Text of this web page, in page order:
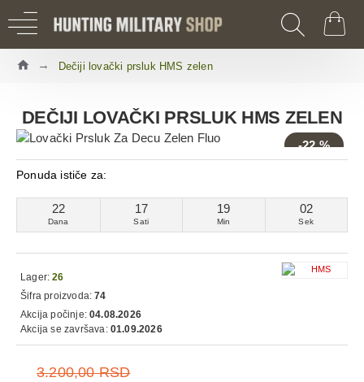
Dečiji lovački prsluk HMS zelen
DEČIJI LOVAČKI PRSLUK HMS ZELEN
-22 %
Ponuda ističe za:
22
Dana
17
Sati
19
Min
02
Sek
3.200,00 RSD
Lager: 26
Šifra proizvoda: 74
Akcija počinje: 04.08.2026
Akcija se završava: 01.09.2026